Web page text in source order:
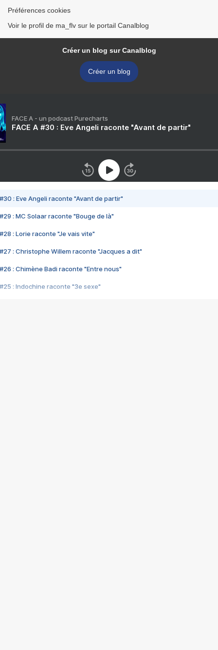
Préférences cookies
Voir le profil de ma_flv sur le portail Canalblog
Créer un blog sur Canalblog
Créer un blog
FACE A - un podcast Purecharts
FACE A #30 : Eve Angeli raconte "Avant de partir"
#30 : Eve Angeli raconte "Avant de partir"
#29 : MC Solaar raconte "Bouge de là"
#28 : Lorie raconte "Je vais vite"
#27 : Christophe Willem raconte "Jacques a dit"
#26 : Chimène Badi raconte "Entre nous"
#25 : Indochine raconte "3e sexe"